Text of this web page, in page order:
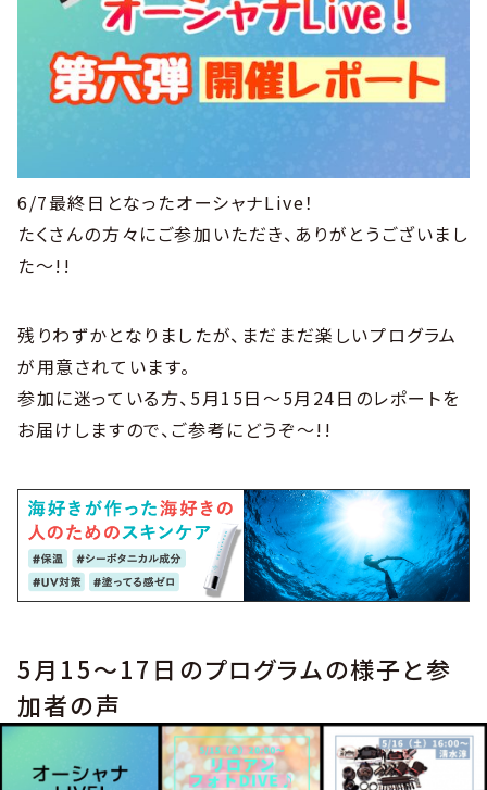
6/7最終日となったオーシャナLive！
たくさんの方々にご参加いただき、ありがとうございまし
た〜!!
残りわずかとなりましたが、まだまだ楽しいプログラム
が用意されています。
参加に迷っている方、5月15日〜5月24日のレポートを
お届けしますので、ご参考にどうぞ〜!!
5月15〜17日のプログラムの様子と参
加者の声